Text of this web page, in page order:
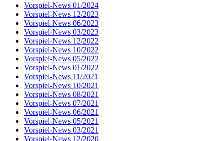
Vorspiel-News 01/2024
Vorspiel-News 12/2023
Vorspiel-News 06/2023
Vorspiel-News 03/2023
Vorspiel-News 12/2022
Vorspiel-News 10/2022
Vorspiel-News 05/2022
Vorspiel-News 01/2022
Vorspiel-News 11/2021
Vorspiel-News 10/2021
Vorspiel-News 08/2021
Vorspiel-News 07/2021
Vorspiel-News 06/2021
Vorspiel-News 05/2021
Vorspiel-News 03/2021
Vorspiel-News 12/2020